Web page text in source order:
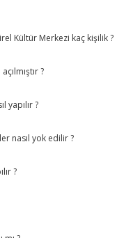
Kültür Merkezi kaç kişilik ?
?
yapılır ?
nasıl yok edilir ?
?